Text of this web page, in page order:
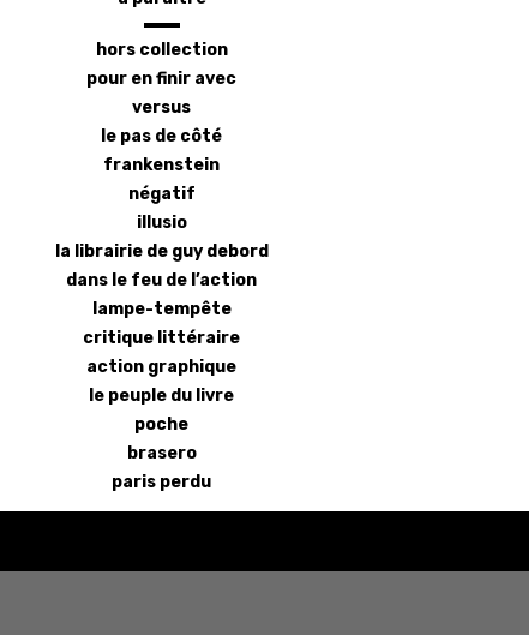
latéralhors collection
pour en finir avec
versus
le pas de côté
frankenstein
négatif
illusio
la librairie de guy debord
dans le feu de l’action
lampe-tempête
critique littéraire
action graphique
le peuple du livre
poche
brasero
paris perdu